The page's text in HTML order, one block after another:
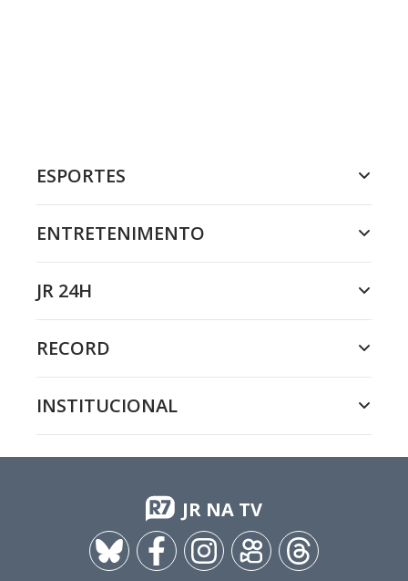
ESPORTES
ENTRETENIMENTO
JR 24H
RECORD
INSTITUCIONAL
JR NA TV